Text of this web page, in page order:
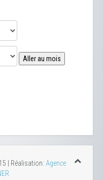
Aller au mois
| Réalisation: Agence